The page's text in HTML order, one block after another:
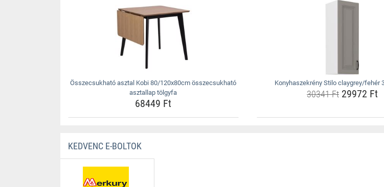
Összecsukható asztal Kobi 80/120x80cm összecsukható
asztallap tölgyfa
68449 Ft
Konyhaszekrény Stilo claygrey/fehér
30341 Ft29972 Ft
KEDVENC E-BOLTOK